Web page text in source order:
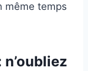
même temps